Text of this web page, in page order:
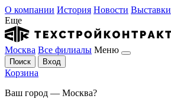
О компании История Новости Выставки
Еще
Москва Все филиалы Меню
Поиск Вход
Корзина
Ваш город — Москва?